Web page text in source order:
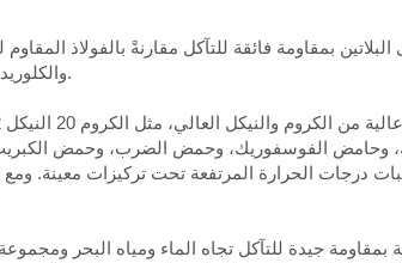
بمقاومة فائقة للتآكل مقارنةً بالفولاذ
والكلوريدات، والفولاذ المقاوم للصدأ ونيكل الكروم، بالإضافة إلى مقاومة أفضل للتآكل.
وحامض الفوسفوريك، وحمض الضرب، وحمض الكبريت،
درجات الحرارة المرتفعة تحت تركيزات معينة.
بمقاومة جيدة للتآكل تجاه الماء ومياه البحر